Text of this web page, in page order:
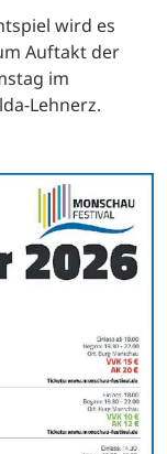
wird es
Auftakt der
im
Lehnerz.